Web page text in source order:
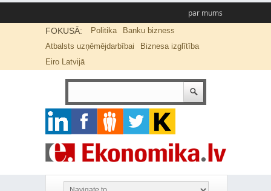
par mums
FOKUSĀ: Politika
Banku bizness
Atbalsts uzņēmējdarbībai
Biznesa izglītība
Eiro Latvijā